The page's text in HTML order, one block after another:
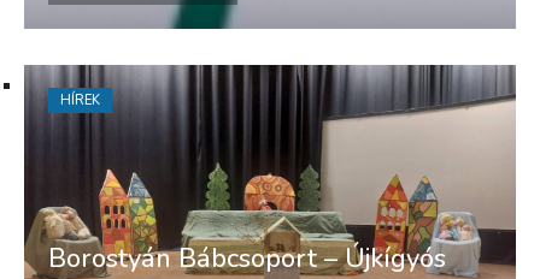
Borostyán Bábcsoport – Újkígyós
HÍREK